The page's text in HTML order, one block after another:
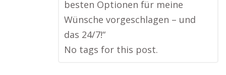
besten Optionen für meine
Wünsche vorgeschlagen – und
das 24/7!“
No tags for this post.